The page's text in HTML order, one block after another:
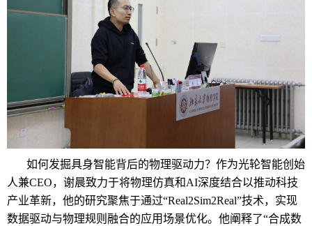
如何发掘具身智能背后的物理驱动力？作为光轮智能创始
人兼CEO，谢晨致力于将物理仿真和AI深度结合以推动科技
产业革新，他的研究聚焦于通过“Real2Sim2Real”技术，实现
数据驱动与物理规则融合的应用场景优化。他阐释了“合成数